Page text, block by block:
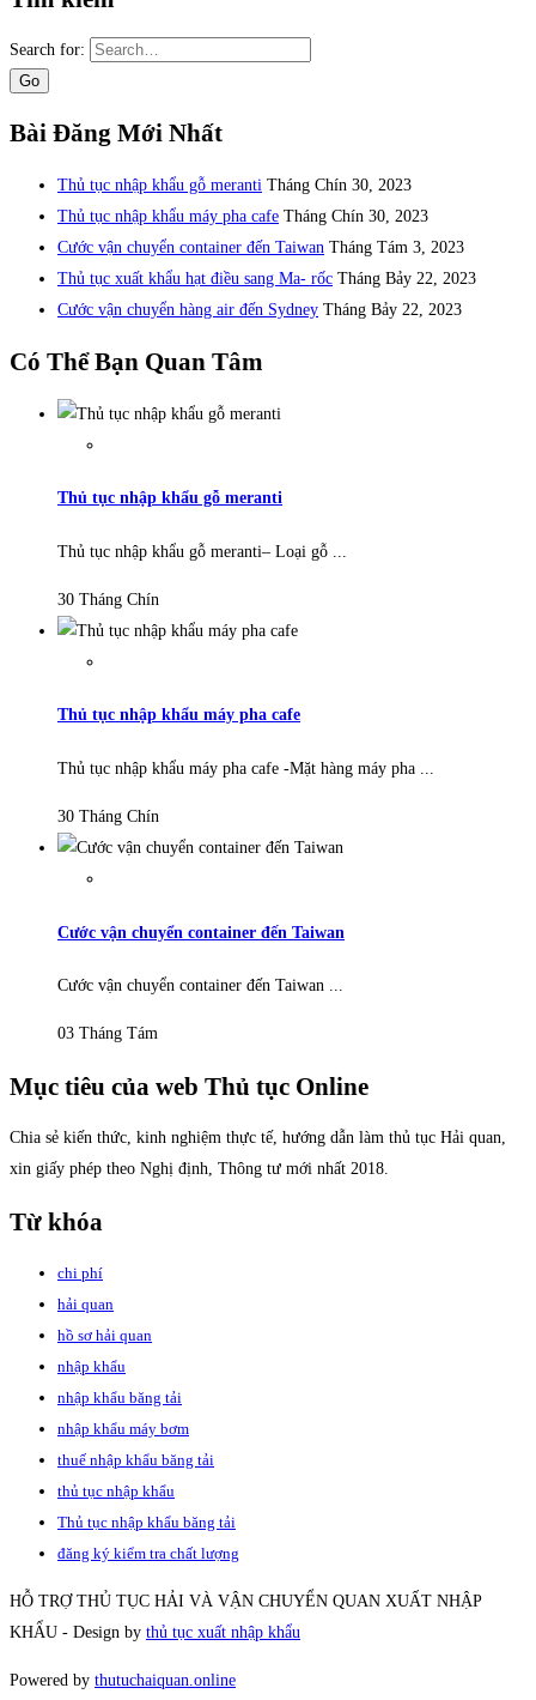
Search for:
Bài Đăng Mới Nhất
Thủ tục nhập khẩu gỗ meranti Tháng Chín 30, 2023
Thủ tục nhập khẩu máy pha cafe Tháng Chín 30, 2023
Cước vận chuyển container đến Taiwan Tháng Tám 3, 2023
Thủ tục xuất khẩu hạt điều sang Ma- rốc Tháng Bảy 22, 2023
Cước vận chuyển hàng air đến Sydney Tháng Bảy 22, 2023
Có Thể Bạn Quan Tâm
Thủ tục nhập khẩu gỗ meranti
Thủ tục nhập khẩu gỗ meranti– Loại gỗ ...
30 Tháng Chín
Thủ tục nhập khẩu máy pha cafe
Thủ tục nhập khẩu máy pha cafe -Mặt hàng máy pha ...
30 Tháng Chín
Cước vận chuyển container đến Taiwan
Cước vận chuyển container đến Taiwan ...
03 Tháng Tám
Mục tiêu của web Thủ tục Online
Chia sẻ kiến thức, kinh nghiệm thực tế, hướng dẫn làm thủ tục Hải quan,
xin giấy phép theo Nghị định, Thông tư mới nhất 2018.
Từ khóa
chi phí
hải quan
hồ sơ hải quan
nhập khẩu
nhập khẩu băng tải
nhập khẩu máy bơm
thuế nhập khẩu băng tải
thủ tục nhập khẩu
Thủ tục nhập khẩu băng tải
đăng ký kiểm tra chất lượng
HỖ TRỢ THỦ TỤC HẢI VÀ VẬN CHUYỂN QUAN XUẤT NHẬP
KHẨU - Design by thủ tục xuất nhập khẩu
Powered by thutuchaiquan.online